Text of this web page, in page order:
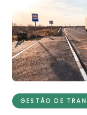
GESTÃO DE